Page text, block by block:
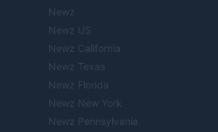
Newz
Newz US
Newz California
Newz Texas
Newz Florida
Newz New York
Newz Pennsylvania